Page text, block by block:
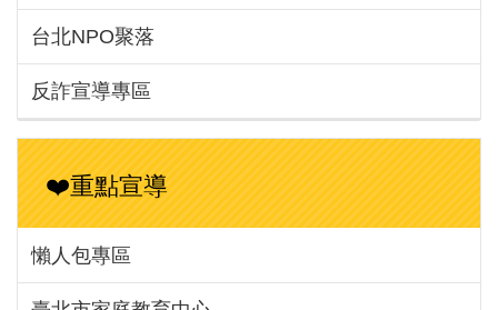
台北NPO聚落
反詐宣導專區
❤️重點宣導
懶人包專區